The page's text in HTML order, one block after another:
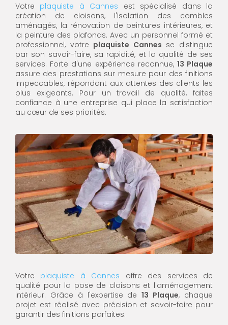
Votre plaquiste à Cannes est spécialisé dans la
création de cloisons, l'isolation des combles
aménagés, la rénovation de peintures intérieures, et
la peinture des plafonds. Avec un personnel formé et
professionnel, votre plaquiste Cannes se distingue
par son savoir-faire, sa rapidité, et la qualité de ses
services. Forte d'une expérience reconnue, 13 Plaque
assure des prestations sur mesure pour des finitions
impeccables, répondant aux attentes des clients les
plus exigeants. Pour un travail de qualité, faites
confiance à une entreprise qui place la satisfaction
au cœur de ses priorités.
Votre plaquiste à Cannes offre des services de
qualité pour la pose de cloisons et l'aménagement
intérieur. Grâce à l'expertise de13 Plaque, chaque
projet est réalisé avec précision et savoir-faire pour
garantir des finitions parfaites.